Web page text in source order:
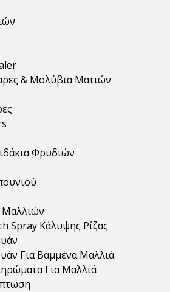
& Μολύβια Ματιών
Φρυδιών
Μαλλιών
Spray Κάλυψης Ρίζας
Για Βαμμένα Μαλλιά
Για Μαλλιά